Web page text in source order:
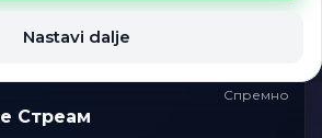
Nastavi dalje
уживо
Стреам
Спремно